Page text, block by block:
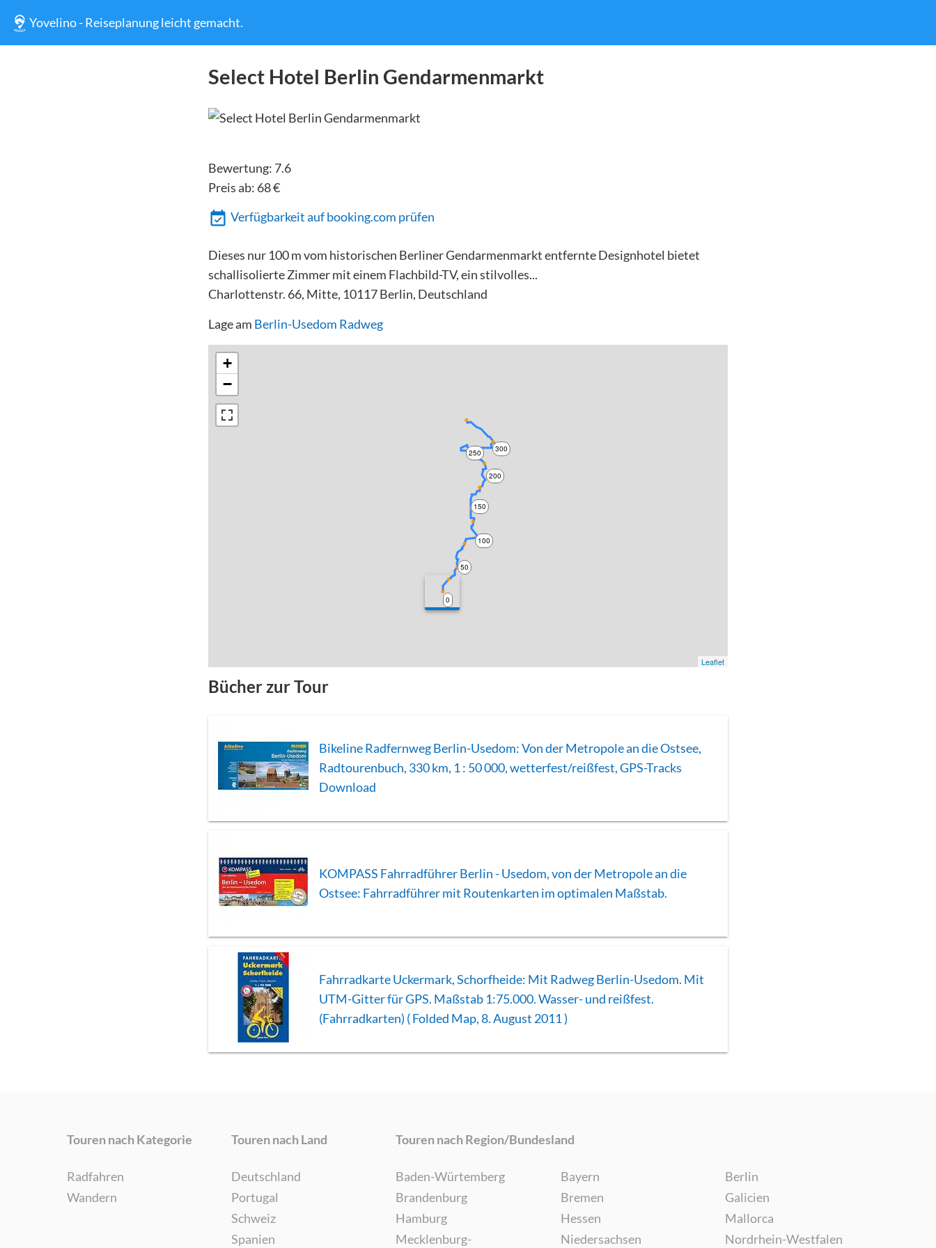
Yovelino - Reiseplanung leicht gemacht.
Select Hotel Berlin Gendarmenmarkt
Bewertung: 7.6
Preis ab: 68€
Verfügbarkeit auf booking.com prüfen
Dieses nur 100 m vom historischen Berliner Gendarmenmarkt entfernte Designhotel bietet
schallisolierte Zimmer mit einem Flachbild-TV, ein stilvolles...
Charlottenstr. 66, Mitte, 10117 Berlin, Deutschland
Lage am Berlin-Usedom Radweg
0
50
100
150
200
250 300
+
−
Leaflet
Bücher zur Tour
Bikeline Radfernweg Berlin-Usedom: Von der Metropole an die Ostsee,
Radtourenbuch, 330 km, 1 : 50 000, wetterfest/reißfest, GPS-Tracks
Download
KOMPASS Fahrradführer Berlin - Usedom, von der Metropole an die
Ostsee: Fahrradführer mit Routenkarten im optimalen Maßstab.
Fahrradkarte Uckermark, Schorfheide: Mit Radweg Berlin-Usedom. Mit
UTM-Gitter für GPS. Maßstab 1:75.000. Wasser- und reißfest.
(Fahrradkarten) ( Folded Map, 8. August 2011 )
Touren nach Kategorie
Radfahren
Wandern
Touren nach Land
Deutschland
Portugal
Schweiz
Spanien
Touren nach Region/Bundesland
Baden-Würtemberg
Brandenburg
Hamburg
Mecklenburg-
Bayern
Bremen
Hessen
Niedersachsen
Berlin
Galicien
Mallorca
Nordrhein-Westfalen